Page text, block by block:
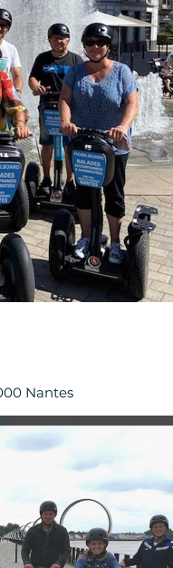
Nantes